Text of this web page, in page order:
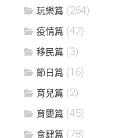
玩樂篇 (264)
疫情篇 (42)
移民篇 (3)
節日篇 (16)
育兒篇 (2)
育嬰篇 (45)
食肆篇 (78)